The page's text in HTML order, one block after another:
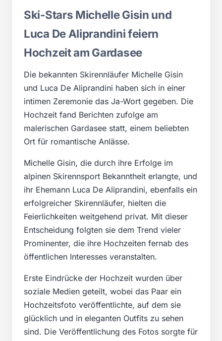
Ski-Stars Michelle Gisin und
Luca De Aliprandini feiern
Hochzeit am Gardasee
Die bekannten Skirennläufer Michelle Gisin
und Luca De Aliprandini haben sich in einer
intimen Zeremonie das Ja-Wort gegeben. Die
Hochzeit fand Berichten zufolge am
malerischen Gardasee statt, einem beliebten
Ort für romantische Anlässe.
Michelle Gisin, die durch ihre Erfolge im
alpinen Skirennsport Bekanntheit erlangte, und
ihr Ehemann Luca De Aliprandini, ebenfalls ein
erfolgreicher Skirennläufer, hielten die
Feierlichkeiten weitgehend privat. Mit dieser
Entscheidung folgten sie dem Trend vieler
Prominenter, die ihre Hochzeiten fernab des
öffentlichen Interesses veranstalten.
Erste Eindrücke der Hochzeit wurden über
soziale Medien geteilt, wobei das Paar ein
Hochzeitsfoto veröffentlichte, auf dem sie
glücklich und in eleganten Outfits zu sehen
sind. Die Veröffentlichung des Fotos sorgte für